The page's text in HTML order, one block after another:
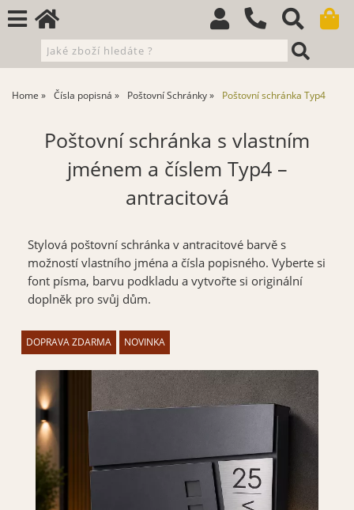
Home Čísla popisná Poštovní Schránky Poštovní schránka Typ4
Poštovní schránka s vlastním
jménem a číslem Typ4 –
antracitová
Stylová poštovní schránka v antracitové barvě s
možností vlastního jména a čísla popisného. Vyberte si
font písma, barvu podkladu a vytvořte si originální
doplněk pro svůj dům.